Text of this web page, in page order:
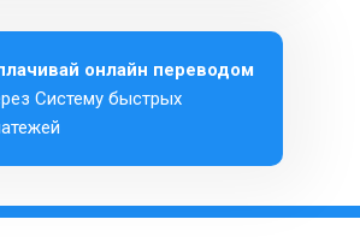
онлайн переводом
Систему быстрых